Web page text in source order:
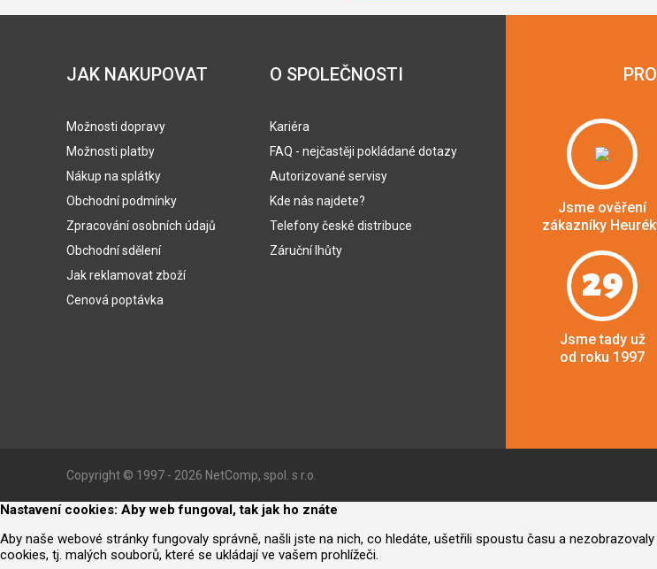
JAK NAKUPOVAT
Možnosti dopravy
Možnosti platby
Nákup na splátky
Obchodní podmínky
Zpracování osobních údajů
Obchodní sdělení
Jak reklamovat zboží
Cenová poptávka
O SPOLEČNOSTI
Kariéra
FAQ - nejčastěji pokládané dotazy
Autorizované servisy
Kde nás najdete?
Telefony české distribuce
Záruční lhůty
Jsme ověření
zákazníky
29
Jsme tady už
od roku 1997
Copyright © 1997 - 2026 NetComp, spol. s r.o.
Nastavení cookies: Aby web fungoval, tak jak ho znáte
Aby naše webové stránky fungovaly správně, našli jste na nich, co hledáte, ušetřili spoustu času a
cookies, tj. malých souborů, které se ukládají ve vašem prohlížeči.